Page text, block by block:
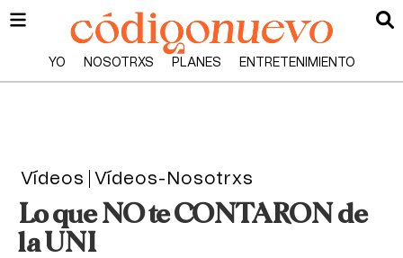
YO NOSOTRXS PLANES ENTRETENIMIENTO
Vídeos Vídeos-Nosotrxs
Lo que NO te CONTARON de
la UNI